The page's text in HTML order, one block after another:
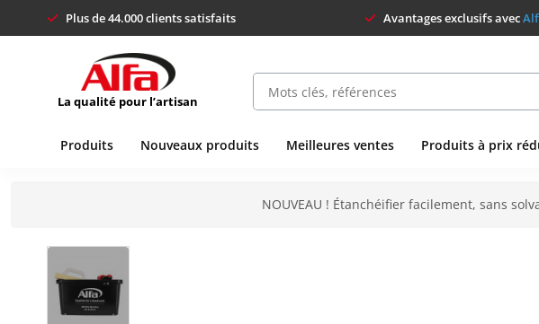
Plus de 44.000 clients satisfaits Avantages exclusifs avec
La qualité pour l’artisan
Produits Nouveaux produits Meilleures ventes Produits à prix
NOUVEAU ! Étanchéifier facilement, sans